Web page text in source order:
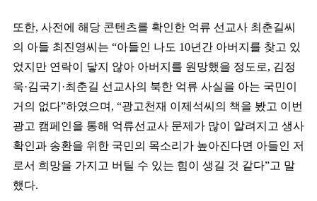
또한, 사전에 해당 콘텐츠를 확인한 억류 선교사 최춘길씨
의 아들 최진영씨는 “아들인 나도 10년간 아버지를 찾고 있
었지만 연락이 닿지 않아 아버지를 원망했을 정도로, 김정
욱·김국기 ·최춘길 선교사의 북한 억류 사실을 아는 국민이
거의 없다”하였으며 , “광고천재 이제석씨의 책을 봤고 이번
광고 캠페인을 통해 억류선교사 문제가 많이 알려지고 생사
확인과 송환을 위한 국민의 목소리가 높아진다면 아들인 저
로서 희망을 가지고 버틸 수 있는 힘이 생길 것 같다”고 말
했다.